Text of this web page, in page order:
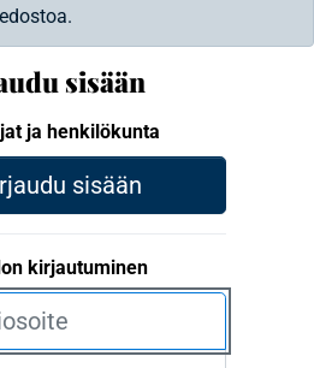
sisään
ja henkilökunta
sisään
kirjautuminen